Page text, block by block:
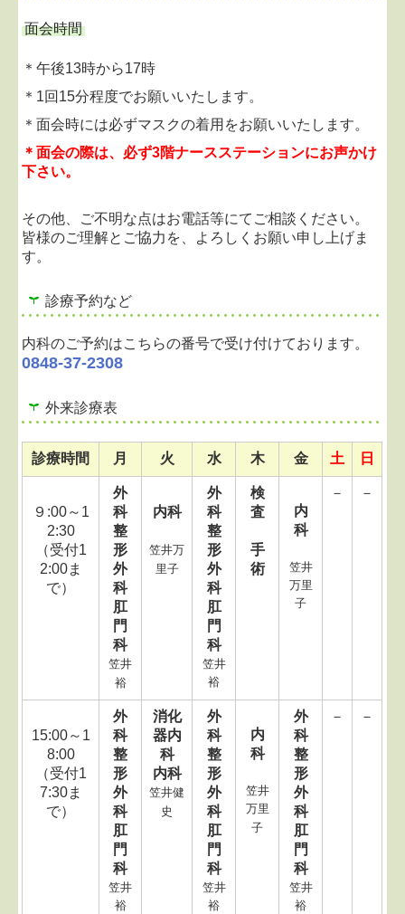
面会時間
＊午後13時から17時
＊1回15分程度でお願いいたします。
＊面会時には必ずマスクの着用をお願いいたします。
＊面会の際は、必ず3階ナースステーションにお声かけ
下さい。
その他、ご不明な点はお電話等にてご相談ください。
皆様のご理解とご協力を、よろしくお願い申し上げま
す。
診療予約など
内科のご予約はこちらの番号で受け付けております。
0848-37-2308
外来診療表
診療時間 月 火 水 木 金 土 日
９:00～1
2:30
（受付1
2:00ま
で）
外
科
整
形
外
科
肛
門
科
笠井
裕
内科
笠井万
里子
外
科
整
形
外
科
肛
門
科
笠井
裕
検
査
手
術
内
科
笠井
万里
子
－ －
15:00～1
8:00
（受付1
7:30ま
で）
外
科
整
形
外
科
肛
門
科
笠井
裕
消化
器内
科
内科
笠井健
史
外
科
整
形
外
科
肛
門
科
笠井
裕
内
科
笠井
万里
子
外
科
整
形
外
科
肛
門
科
笠井
裕
－ －